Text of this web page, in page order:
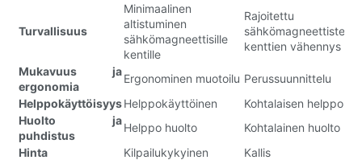
Turvallisuus
Minimaalinen
altistuminen
sähkömagneettisille
kentille
Rajoitettu
sähkömagneettisten
kenttien vähennys
Mukavuus ja
ergonomia
Ergonominen muotoilu Perussuunnittelu
HelppokäyttöisyysHelppokäyttöinen Kohtalaisen helppo
Huolto ja
puhdistus
Helppo huolto Kohtalainen huolto
Hinta
Kilpailukykyinen Kallis